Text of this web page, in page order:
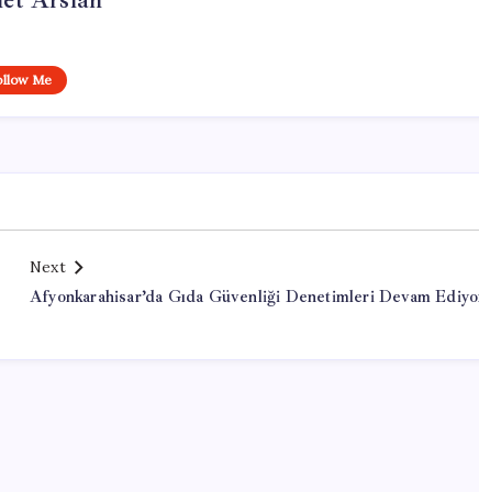
Me
Next
Afyonkarahisar’da Gıda Güvenliği Denetimleri Devam